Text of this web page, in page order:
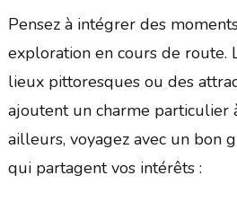
Pensez à intégrer des
exploration en cours de route.
lieux pittoresques ou des
ajoutent un charme particulier
ailleurs, voyagez avec un bon
qui partagent vos intérêts :